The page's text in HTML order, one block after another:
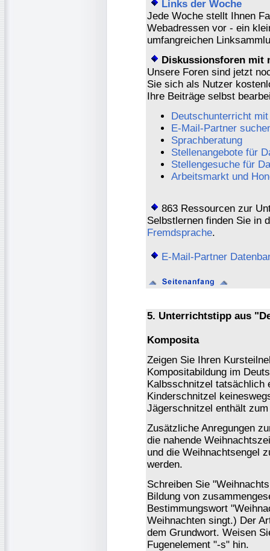
Links der Woche
Jede Woche stellt Ihnen
Webadressen vor - ein
umfangreichen
Diskussionsforen mit
Unsere Foren sind jetzt
Sie sich als Nutzer
Ihre Beiträge selbst
Deutschunterricht
E-Mail-Partner
Sprachberatung
Stellenangebote für
Stellengesuche für
Arbeitsmarkt und
863 Ressourcen zur
Selbstlernen finden Sie in
Fremdsprache.
E-Mail-Partner
5. Unterrichtstipp aus
Komposita
Zeigen Sie Ihren
Kompositabildung im
Kalbsschnitzel tatsächlich
Kinderschnitzel
Jägerschnitzel enthält
Zusätzliche Anregungen
die nahende
und die Weihnachtsengel
werden.
Schreiben Sie
Bildung von
Bestimmungswort
Weihnachten singt.) Der
dem Grundwort. Weisen
Fugenelement "-s" hin.